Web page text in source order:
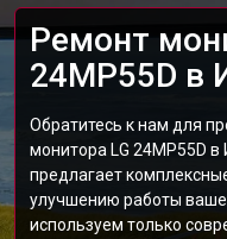
Ремонт
24MP55D в
Обратитесь к нам для
монитора LG 24MP55D
предлагает
улучшению работы
используем только